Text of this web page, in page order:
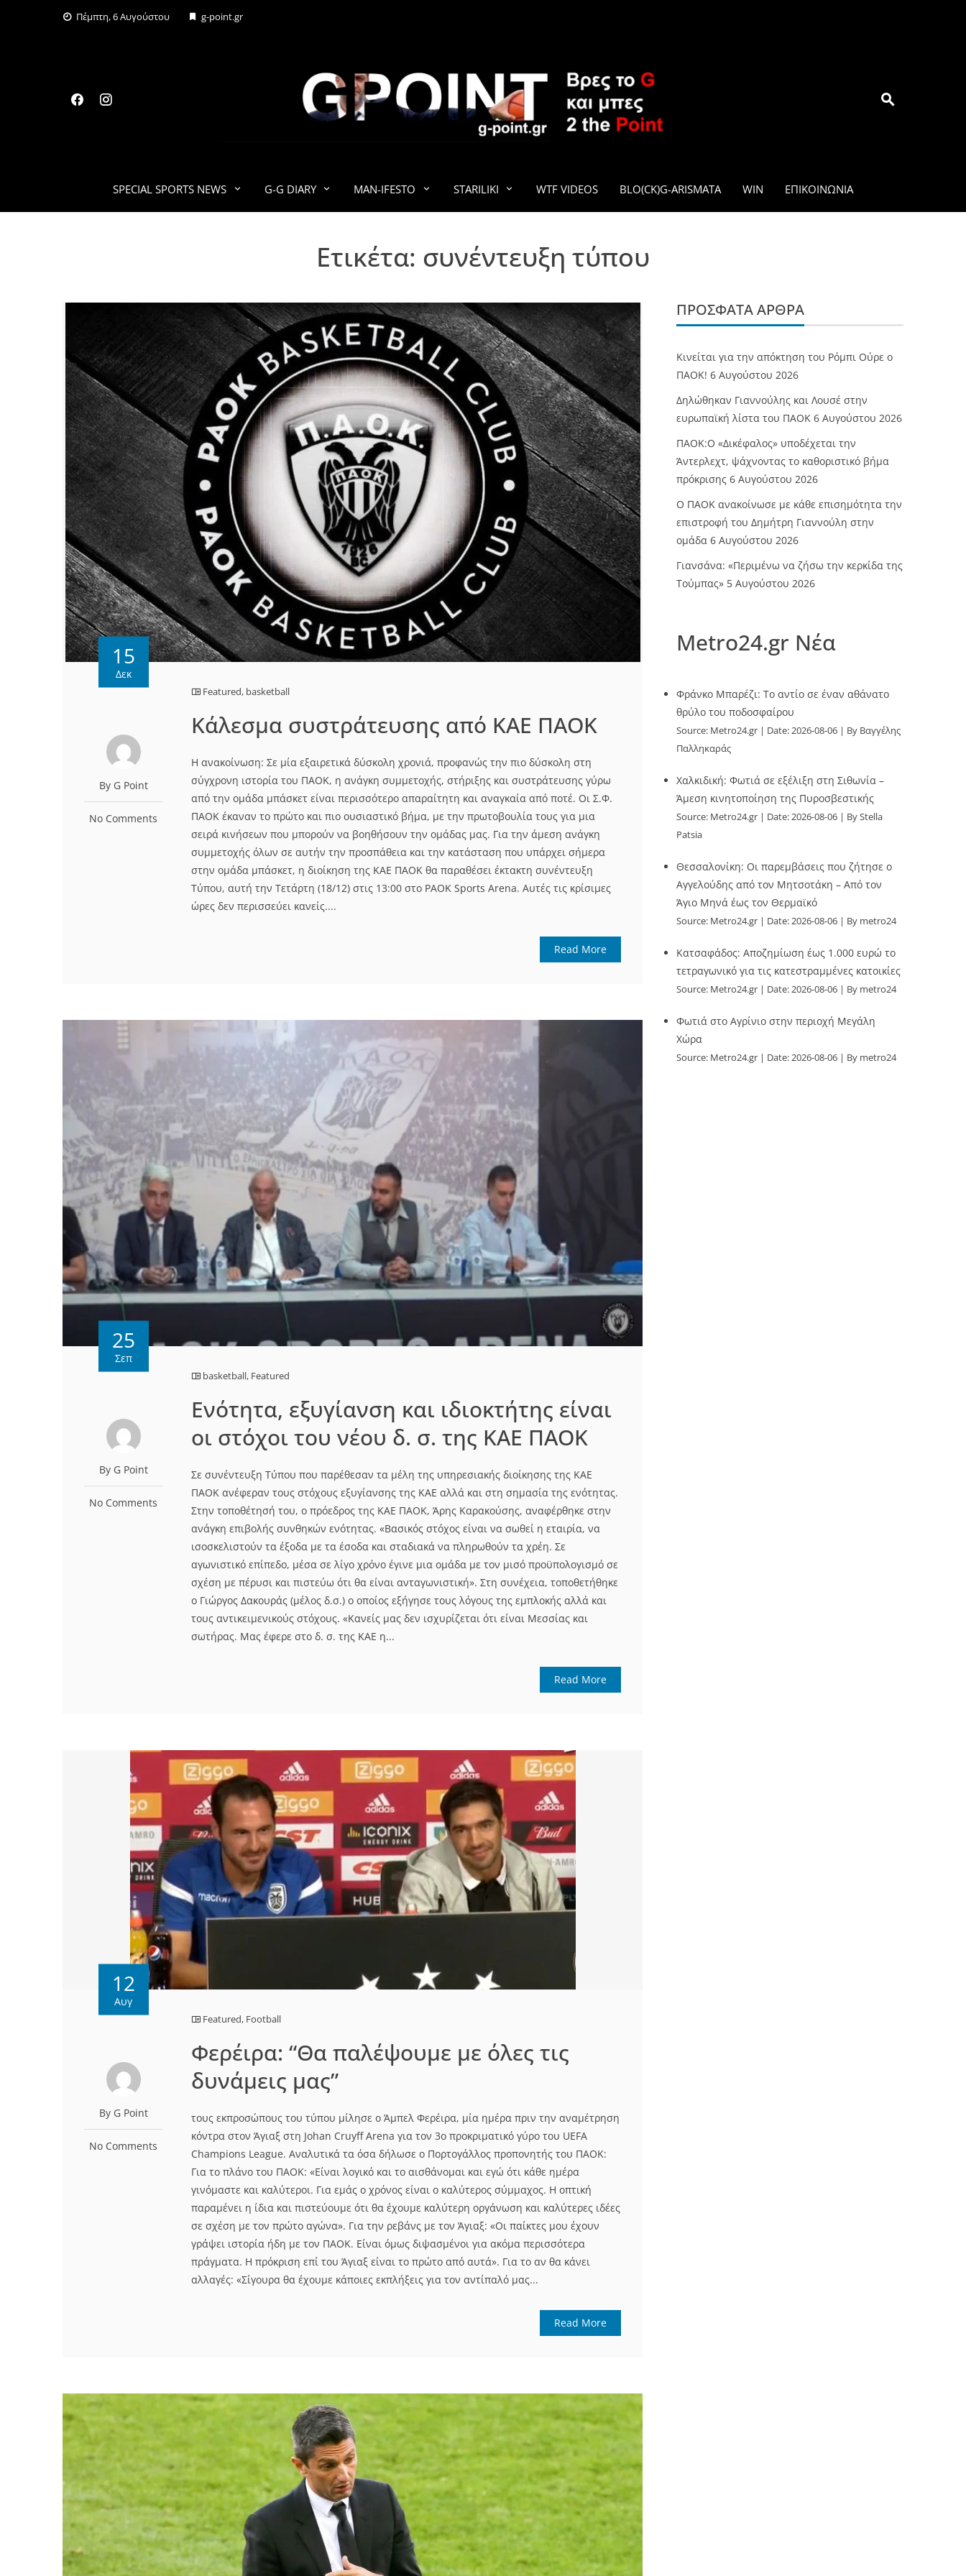
Πέμπτη, 6 Αυγούστου g-point.gr
G-POINT.GR
SPECIAL SPORTS NEWS G-G DIARY MAN-IFESTO STARILIKI WTF VIDEOS BLO(CK)G-ARISMATA WIN ΕΠΙΚΟΙΝΩΝΊΑ
Ετικέτα: συνέντευξη τύπου
15
Δεκ
By G Point
No Comments
Featured, basketball
Κάλεσμα συστράτευσης από ΚΑΕ ΠΑΟΚ
Η ανακοίνωση: Σε μία εξαιρετικά δύσκολη χρονιά, προφανώς την πιο δύσκολη στη
σύγχρονη ιστορία του ΠΑΟΚ, η ανάγκη συμμετοχής, στήριξης και συστράτευσης γύρω
από την ομάδα μπάσκετ είναι περισσότερο απαραίτητη και αναγκαία από ποτέ. Οι Σ.Φ.
ΠΑΟΚ έκαναν το πρώτο και πιο ουσιαστικό βήμα, με την πρωτοβουλία τους για μια
σειρά κινήσεων που μπορούν να βοηθήσουν την ομάδας μας. Για την άμεση ανάγκη
συμμετοχής όλων σε αυτήν την προσπάθεια και την κατάσταση που υπάρχει σήμερα
στην ομάδα μπάσκετ, η διοίκηση της ΚΑΕ ΠΑΟΚ θα παραθέσει έκτακτη συνέντευξη
Τύπου, αυτή την Τετάρτη (18/12) στις 13:00 στο PAOK Sports Arena. Αυτές τις κρίσιμες
ώρες δεν περισσεύει κανείς....
Read More
25
Σεπ
By G Point
No Comments
basketball, Featured
Ενότητα, εξυγίανση και ιδιοκτήτης είναι
οι στόχοι του νέου δ. σ. της ΚΑΕ ΠΑΟΚ
Σε συνέντευξη Τύπου που παρέθεσαν τα μέλη της υπηρεσιακής διοίκησης της ΚΑΕ
ΠΑΟΚ ανέφεραν τους στόχους εξυγίανσης της ΚΑΕ αλλά και στη σημασία της ενότητας.
Στην τοποθέτησή του, ο πρόεδρος της ΚΑΕ ΠΑΟΚ, Άρης Καρακούσης, αναφέρθηκε στην
ανάγκη επιβολής συνθηκών ενότητας. «Βασικός στόχος είναι να σωθεί η εταιρία, να
ισοσκελιστούν τα έξοδα με τα έσοδα και σταδιακά να πληρωθούν τα χρέη. Σε
αγωνιστικό επίπεδο, μέσα σε λίγο χρόνο έγινε μια ομάδα με τον μισό προϋπολογισμό σε
σχέση με πέρυσι και πιστεύω ότι θα είναι ανταγωνιστική». Στη συνέχεια, τοποθετήθηκε
ο Γιώργος Δακουράς (μέλος δ.σ.) ο οποίος εξήγησε τους λόγους της εμπλοκής αλλά και
τους αντικειμενικούς στόχους. «Κανείς μας δεν ισχυρίζεται ότι είναι Μεσσίας και
σωτήρας. Μας έφερε στο δ. σ. της ΚΑΕ η...
Read More
12
Αυγ
By G Point
No Comments
Featured, Football
Φερέιρα: “Θα παλέψουμε με όλες τις
δυνάμεις μας”
τους εκπροσώπους του τύπου μίλησε ο Άμπελ Φερέιρα, μία ημέρα πριν την αναμέτρηση
κόντρα στον Άγιαξ στη Johan Cruyff Arena για τον 3ο προκριματικό γύρο του UEFA
Champions League. Αναλυτικά τα όσα δήλωσε ο Πορτογάλλος προπονητής του ΠΑΟΚ:
Για το πλάνο του ΠΑΟΚ: «Είναι λογικό και το αισθάνομαι και εγώ ότι κάθε ημέρα
γινόμαστε και καλύτεροι. Για εμάς ο χρόνος είναι ο καλύτερος σύμμαχος. Η οπτική
παραμένει η ίδια και πιστεύουμε ότι θα έχουμε καλύτερη οργάνωση και καλύτερες ιδέες
σε σχέση με τον πρώτο αγώνα». Για την ρεβάνς με τον Άγιαξ: «Οι παίκτες μου έχουν
γράψει ιστορία ήδη με τον ΠΑΟΚ. Είναι όμως διψασμένοι για ακόμα περισσότερα
πράγματα. Η πρόκριση επί του Άγιαξ είναι το πρώτο από αυτά». Για το αν θα κάνει
αλλαγές: «Σίγουρα θα έχουμε κάποιες εκπλήξεις για τον αντίπαλό μας...
Read More
ΠΡΌΣΦΑΤΑ ΆΡΘΡΑ
Κινείται για την απόκτηση του Ρόμπι Ούρε ο
ΠΑΟΚ! 6 Αυγούστου 2026
Δηλώθηκαν Γιαννούλης και Λουσέ στην
ευρωπαϊκή λίστα του ΠΑΟΚ 6 Αυγούστου 2026
ΠΑΟΚ:Ο «Δικέφαλος» υποδέχεται την
Άντερλεχτ, ψάχνοντας το καθοριστικό βήμα
πρόκρισης 6 Αυγούστου 2026
Ο ΠΑΟΚ ανακοίνωσε με κάθε επισημότητα την
επιστροφή του Δημήτρη Γιαννούλη στην
ομάδα 6 Αυγούστου 2026
Γιανσάνα: «Περιμένω να ζήσω την κερκίδα της
Τούμπας» 5 Αυγούστου 2026
Metro24.gr Νέα
Φράνκο Μπαρέζι: Το αντίο σε έναν αθάνατο
θρύλο του ποδοσφαίρου
Source: Metro24.gr Date: 2026-08-06
By Βαγγέλης
Παλληκαράς
Χαλκιδική: Φωτιά σε εξέλιξη στη Σιθωνία –
Άμεση κινητοποίηση της Πυροσβεστικής
Source: Metro24.gr Date: 2026-08-06
By Stella
Patsia
Θεσσαλονίκη: Οι παρεμβάσεις που ζήτησε ο
Αγγελούδης από τον Μητσοτάκη – Από τον
Άγιο Μηνά έως τον Θερμαϊκό
Source: Metro24.gr Date: 2026-08-06 By metro24
Κατσαφάδος: Αποζημίωση έως 1.000 ευρώ το
τετραγωνικό για τις κατεστραμμένες κατοικίες
Source: Metro24.gr Date: 2026-08-06 By metro24
Φωτιά στο Αγρίνιο στην περιοχή Μεγάλη
Χώρα
Source: Metro24.gr Date: 2026-08-06 By metro24